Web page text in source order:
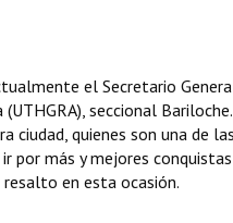
el Secretario
(UTHGRA), seccional
ciudad, quienes son una de
por más y mejores
en esta ocasión.